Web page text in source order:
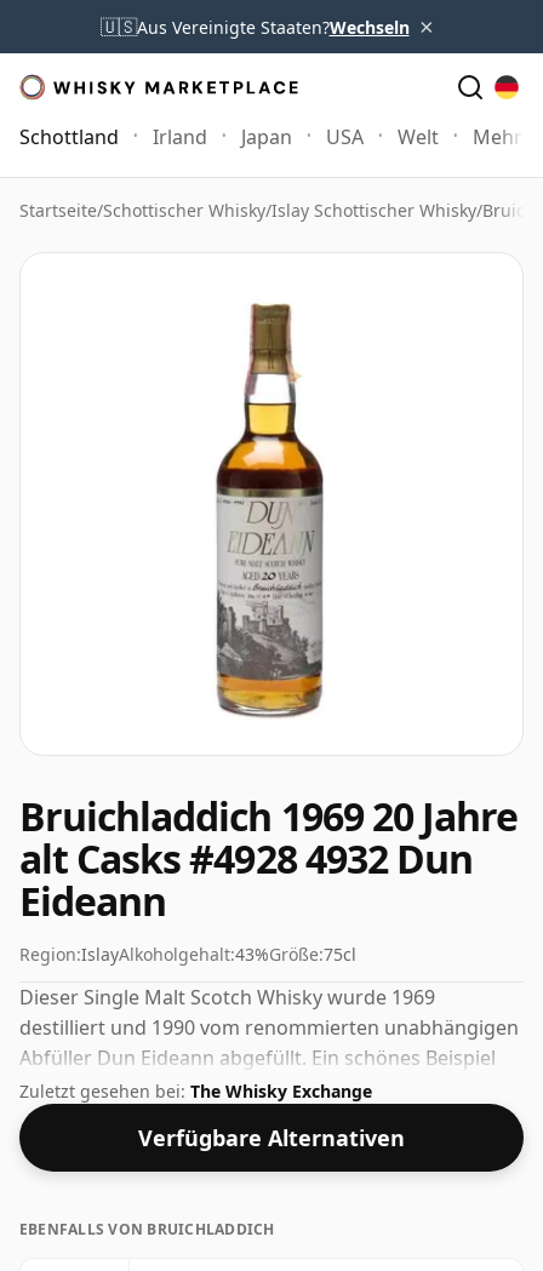
🇺🇸Aus Vereinigte Staaten?Wechseln ×
Schottland Irland Japan USA Welt Mehr
Startseite/Schottischer Whisky/Islay Schottischer Whisky/
Bruichladdich 1969 20 Jahre
alt Casks #4928 4932 Dun
Eideann
Region:IslayAlkoholgehalt:43%Größe:75cl
Dieser Single Malt Scotch Whisky wurde 1969
destilliert und 1990 vom renommierten unabhängigen
Abfüller Dun Eideann abgefüllt. Ein schönes Beispiel
für einen 20 Jahre alten Islay-Whisky von
Bruichladdich. Mit 43 % werden Sie feststellen, dass
dieser Whisky mit einer idealen Trinkstärke abgefüllt
wird. Erhältlich in der regulären Flaschengröße von 75
Zuletzt gesehen bei: The Whisky Exchange
Verfügbare Alternativen
EBENFALLS VON BRUICHLADDICH